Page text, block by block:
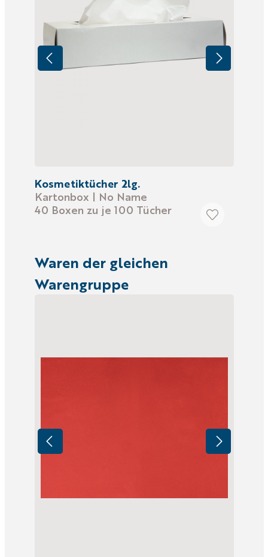
Kosmetiktücher 2lg.
Kartonbox | No Name
40 Boxen zu je 100 Tücher
Waren der gleichen
Warengruppe